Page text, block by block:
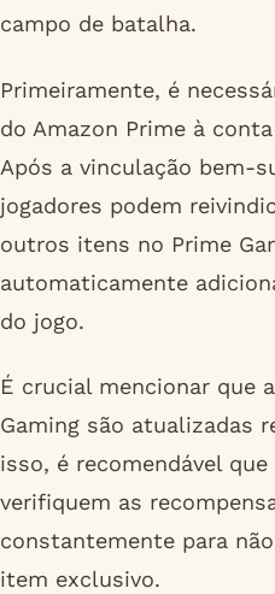
campo de batalha.
Primeiramente, é
do Amazon Prime à
Após a vinculação bem-
jogadores podem
outros itens no Prime
automaticamente
do jogo.
É crucial mencionar que
Gaming são atualizadas
isso, é recomendável
verifiquem as
constantemente para
item exclusivo.